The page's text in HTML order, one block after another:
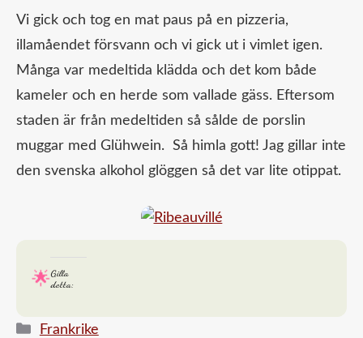
Vi gick och tog en mat paus på en pizzeria,
illamåendet försvann och vi gick ut i vimlet igen.
Många var medeltida klädda och det kom både
kameler och en herde som vallade gäss. Eftersom
staden är från medeltiden så sålde de porslin
muggar med Glühwein. Så himla gott! Jag gillar inte
den svenska alkohol glöggen så det var lite otippat.
Gilla
detta:
Kategorier
Frankrike